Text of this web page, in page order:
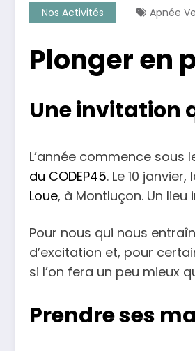
Nos Activités Apnée
Plonger en
Une invitation
L’année commence sous
du CODEP45. Le 10
Loue, à Montluçon. Un
Pour nous qui nous
d’excitation et, pour
si l’on fera un peu mieux
Prendre ses